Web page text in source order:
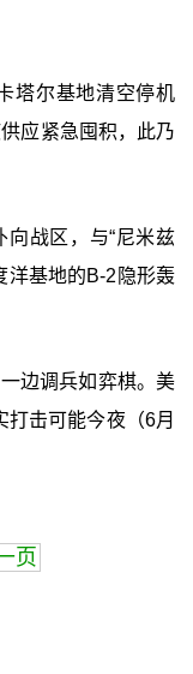
塔尔基地清空停机
应紧急囤积，此乃
向战区，与“尼米兹
洋基地的B-2隐形轰
边调兵如弈棋。美
打击可能今夜（6月
页